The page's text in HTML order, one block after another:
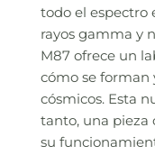
todo el espectro
rayos gamma y
M87 ofrece un
cómo se forman
cósmicos. Esta
tanto, una pieza
su